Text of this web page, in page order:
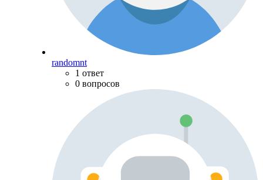
randomnt
1 ответ
0 вопросов